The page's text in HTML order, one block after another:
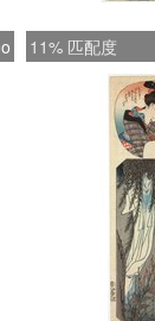
11% 匹配度